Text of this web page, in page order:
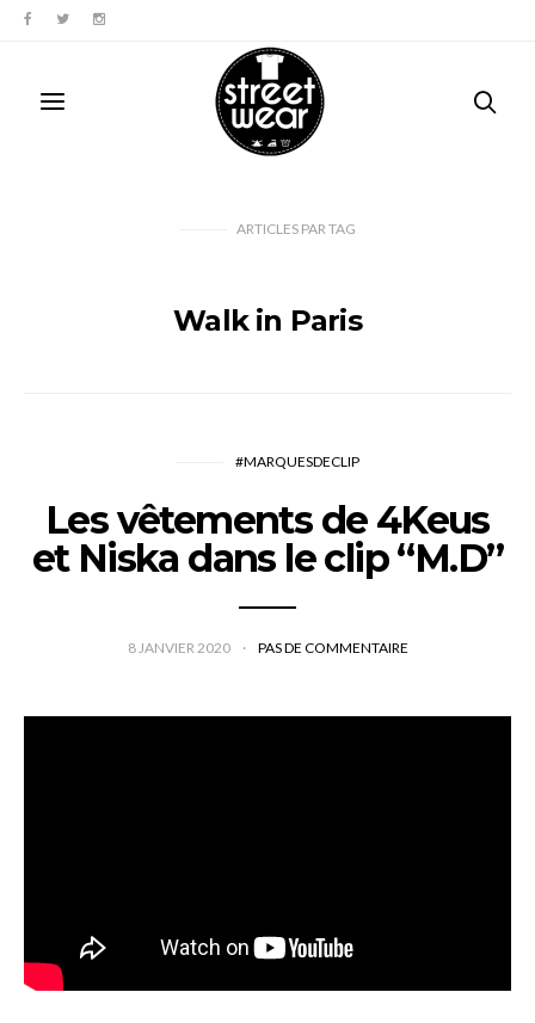
ARTICLES PAR TAG
Walk in Paris
#MARQUESDECLIP
Les vêtements de 4Keus
et Niska dans le clip “M.D”
8 JANVIER 2020 PAS DE COMMENTAIRE